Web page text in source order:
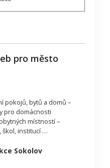
pro město
pokojů, bytů a domů –
pro domácnosti
místností –
škol, institucí …
Sokolov